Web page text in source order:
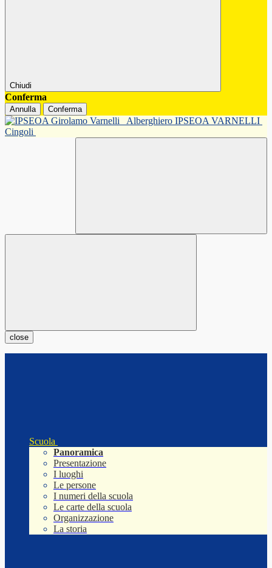
Chiudi
Conferma
Annulla Conferma
Alberghiero IPSEOA VARNELLI
Cingoli
close
Scuola
Panoramica
Presentazione
I luoghi
Le persone
I numeri della scuola
Le carte della scuola
Organizzazione
La storia